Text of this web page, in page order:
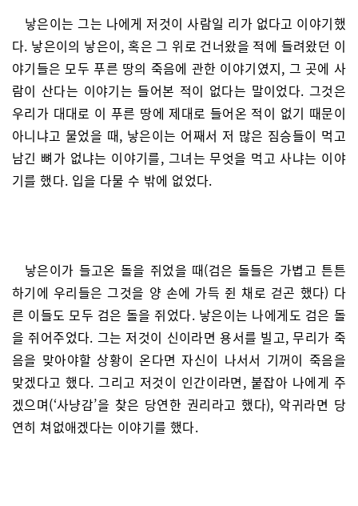
낳은이는 그는 나에게 저것이 사람일 리가 없다고 이야기했
다. 낳은이의 낳은이, 혹은 그 위로 건너왔을 적에 들려왔던 이
야기들은 모두 푸른 땅의 죽음에 관한 이야기였지, 그 곳에 사
람이 산다는 이야기는 들어본 적이 없다는 말이었다. 그것은
우리가 대대로 이 푸른 땅에 제대로 들어온 적이 없기 때문이
아니냐고 물었을 때, 낳은이는 어째서 저 많은 짐승들이 먹고
남긴 뼈가 없냐는 이야기를, 그녀는 무엇을 먹고 사냐는 이야
기를 했다. 입을 다물 수 밖에 없었다.
낳은이가 들고온 돌을 쥐었을 때(검은 돌들은 가볍고 튼튼
하기에 우리들은 그것을 양 손에 가득 쥔 채로 걷곤 했다) 다
른 이들도 모두 검은 돌을 쥐었다. 낳은이는 나에게도 검은 돌
을 쥐어주었다. 그는 저것이 신이라면 용서를 빌고, 무리가 죽
음을 맞아야할 상황이 온다면 자신이 나서서 기꺼이 죽음을
맞겠다고 했다. 그리고 저것이 인간이라면, 붙잡아 나에게 주
겠으며(‘사냥감’을 찾은 당연한 권리라고 했다), 악귀라면 당
연히 쳐없애겠다는 이야기를 했다.